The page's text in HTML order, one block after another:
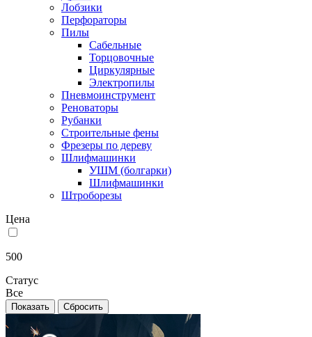
Лобзики
Перфораторы
Пилы
Сабельные
Торцовочные
Циркулярные
Электропилы
Пневмоинструмент
Реноваторы
Рубанки
Строительные фены
Фрезеры по дереву
Шлифмашинки
УШМ (болгарки)
Шлифмашинки
Штроборезы
Цена
500
Статус
Все